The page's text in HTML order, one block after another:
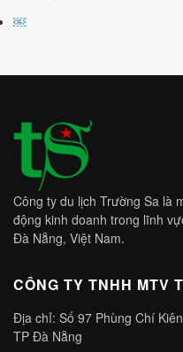
￼
Công ty du lịch Trường Sa là
động kinh doanh trong lĩnh
Đà Nẵng, Việt Nam.
CÔNG TY TNHH MTV
Địa chỉ: Số 97 Phùng Chí
TP Đà Nẵng